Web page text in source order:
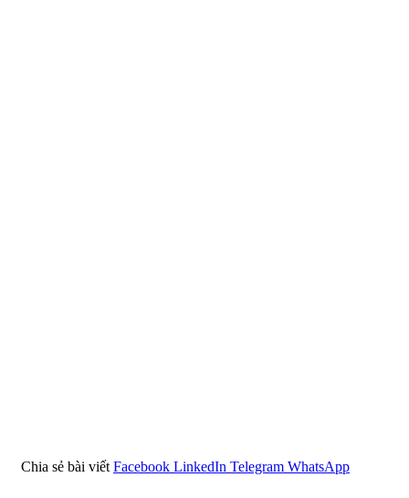
Chia sẻ bài viết Facebook LinkedIn Telegram WhatsApp